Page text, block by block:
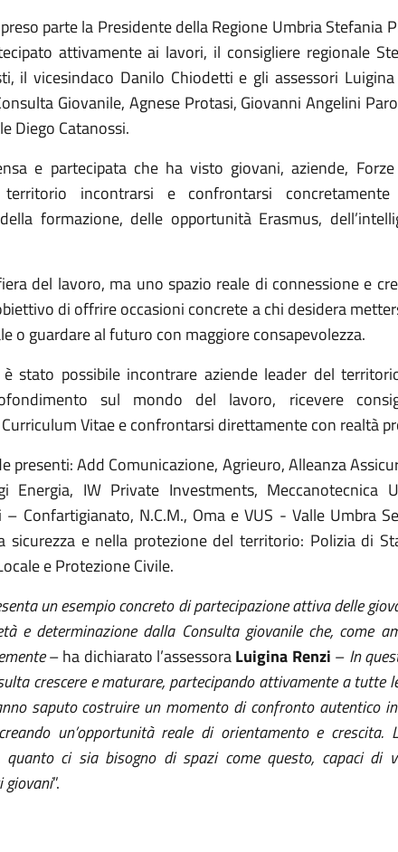
parte la Presidente della Regione Umbria Stefania
attivamente ai lavori, il consigliere regionale
il vicesindaco Danilo Chiodetti e gli assessori
Giovanile, Agnese Protasi, Giovanni Angelini
Diego Catanossi.
e partecipata che ha visto giovani, aziende,
territorio incontrarsi e confrontarsi
formazione, delle opportunità Erasmus,
del lavoro, ma uno spazio reale di connessione e
di offrire occasioni concrete a chi desidera
o guardare al futuro con maggiore consapevolezza.
è stato possibile incontrare aziende leader del
sul mondo del lavoro, ricevere
Vitae e confrontarsi direttamente con realtà
presenti: Add Comunicazione, Agrieuro, Alleanza
Energia, IW Private Investments, Meccanotecnica
Confartigianato, N.C.M., Oma e VUS - Valle Umbra
sicurezza e nella protezione del territorio: Polizia di
e Protezione Civile.
un esempio concreto di partecipazione attiva delle
e determinazione dalla Consulta giovanile che, come
– ha dichiarato l’assessoraLuigina Renzi – In
crescere e maturare, partecipando attivamente a tutte
saputo costruire un momento di confronto autentico
un’opportunità reale di orientamento e crescita.
quanto ci sia bisogno di spazi come questo, capaci di
giovani”.